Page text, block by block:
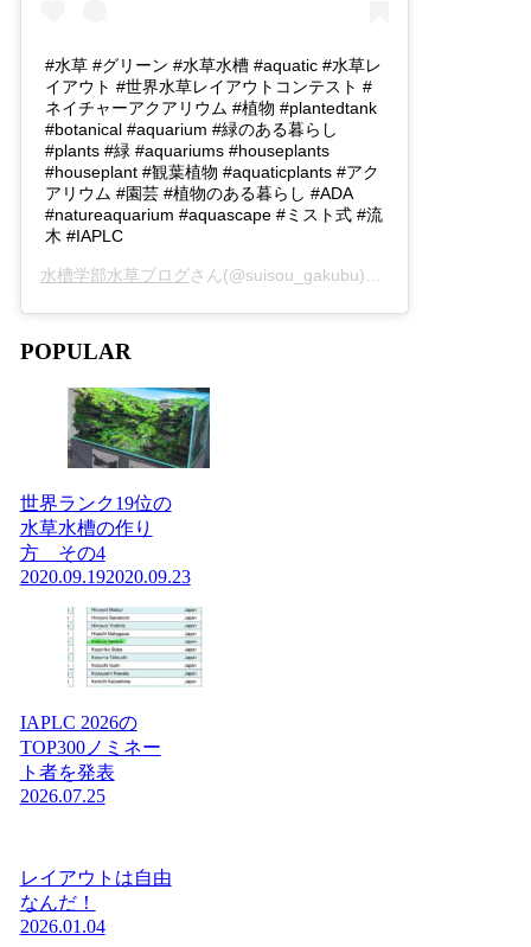
#水草 #グリーン #水草水槽 #aquatic #水草レ
イアウト #世界水草レイアウトコンテスト #
ネイチャーアクアリウム #植物 #plantedtank
#botanical #aquarium #緑のある暮らし
#plants #緑 #aquariums #houseplants
#houseplant #観葉植物 #aquaticplants #アク
アリウム #園芸 #植物のある暮らし #ADA
#natureaquarium #aquascape #ミスト式 #流
木 #IAPLC
水槽学部水草ブログさん(@suisou_gakubu)がシェアした投稿 -
POPULAR
世界ランク19位の
水草水槽の作り
方 その4
2020.09.192020.09.23
IAPLC 2026の
TOP300ノミネー
ト者を発表
2026.07.25
レイアウトは自由
なんだ！
2026.01.04